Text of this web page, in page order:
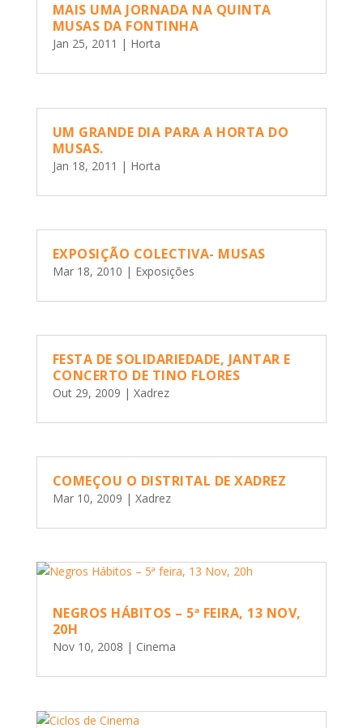
MAIS UMA JORNADA NA QUINTA
MUSAS DA FONTINHA
Jan 25, 2011 | Horta
UM GRANDE DIA PARA A HORTA DO
MUSAS.
Jan 18, 2011 | Horta
EXPOSIÇÃO COLECTIVA- MUSAS
Mar 18, 2010 | Exposições
FESTA DE SOLIDARIEDADE, JANTAR E
CONCERTO DE TINO FLORES
Out 29, 2009 | Xadrez
COMEÇOU O DISTRITAL DE XADREZ
Mar 10, 2009 | Xadrez
NEGROS HÁBITOS – 5ª FEIRA, 13 NOV,
20H
Nov 10, 2008 | Cinema